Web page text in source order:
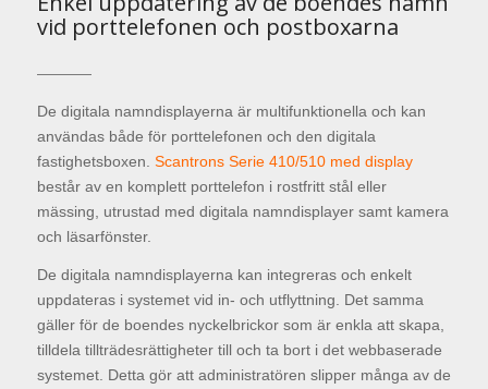
vid porttelefonen och postboxarna
De digitala namndisplayerna är multifunktionella och kan
användas både för porttelefonen och den digitala
fastighetsboxen. Scantrons Serie 410/510 med display
består av en komplett porttelefon i rostfritt stål eller
mässing, utrustad med digitala namndisplayer samt kamera
och läsarfönster.
De digitala namndisplayerna kan integreras och enkelt
uppdateras i systemet vid in- och utflyttning. Det samma
gäller för de boendes nyckelbrickor som är enkla att skapa,
tilldela tillträdesrättigheter till och ta bort i det webbaserade
systemet. Detta gör att administratören slipper många av de